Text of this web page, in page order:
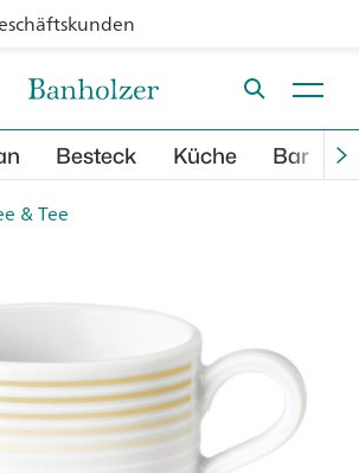
Besteck Küche Bar
& Tee